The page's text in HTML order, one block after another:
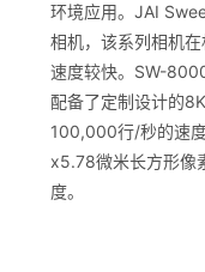
环境应用。JAI
相机，该系列相机
速度较快。SW-
配备了定制设计的
100,000行/秒的速
x5.78微米长方形像
度。